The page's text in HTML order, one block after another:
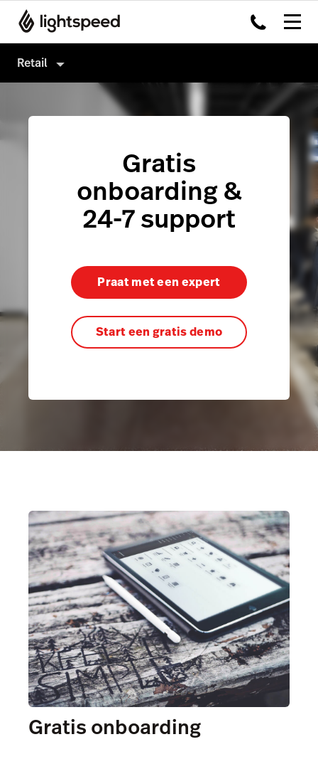
Retail
Producten
Omnichannel
Payments
Inventory
Insights
Accounting
Marketing & Loyalty
Scanner
Multi-locatie
Gratis
onboarding &
24-7 support
Praat met een expert
Start een gratis demo
Gratis onboarding